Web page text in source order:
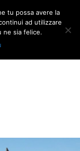
in
tu possa avere la
ad utilizzare
ne sia felice.